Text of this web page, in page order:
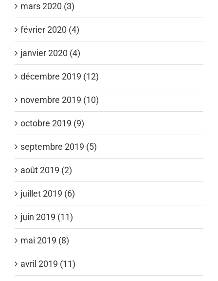
mars 2020 (3)
février 2020 (4)
janvier 2020 (4)
décembre 2019 (12)
novembre 2019 (10)
octobre 2019 (9)
septembre 2019 (5)
août 2019 (2)
juillet 2019 (6)
juin 2019 (11)
mai 2019 (8)
avril 2019 (11)